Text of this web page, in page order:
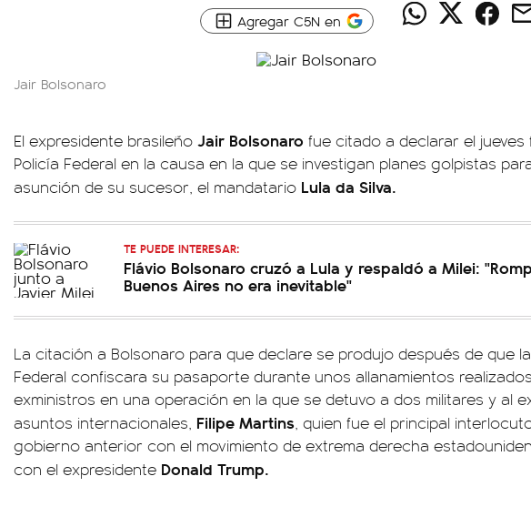
Agregar C5N en
Jair Bolsonaro
El expresidente brasileño Jair Bolsonaro fue citado a declarar el jueves
Policía Federal en la causa en la que se investigan planes golpistas
asunción de su sucesor, el mandatario Lula da Silva.
TE PUEDE INTERESAR:
Flávio Bolsonaro cruzó a Lula y respaldó a Milei:
Buenos Aires no era inevitable"
La citación a Bolsonaro para que declare se produjo después de que
Federal confiscara su pasaporte durante unos allanamientos
exministros en una operación en la que se detuvo a dos militares y al
asuntos internacionales, Filipe Martins, quien fue el principal
gobierno anterior con el movimiento de extrema derecha
con el expresidente Donald Trump.